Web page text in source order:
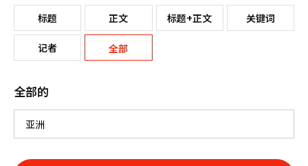
标题 正文 标题+正文 关键词
记者 全部
全部的